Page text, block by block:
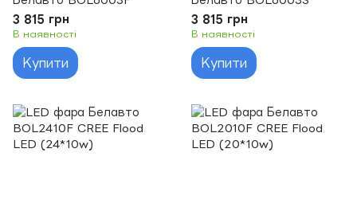
3 815 грн
В наявності
Купити
3 815 грн
В наявності
Купити